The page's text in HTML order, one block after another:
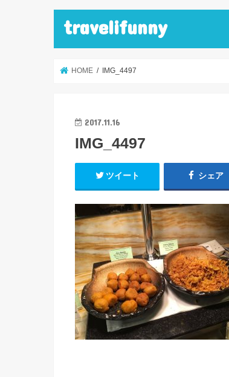
travelifunny
HOME IMG_4497
2017.11.16
IMG_4497
ツイート シェア